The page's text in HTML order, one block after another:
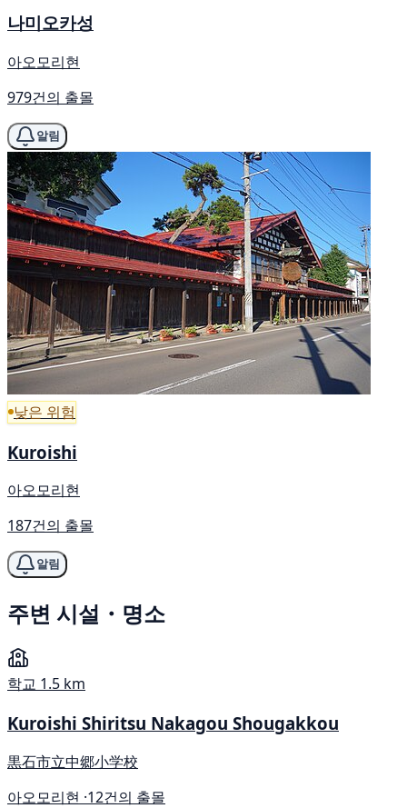
나미오카성
아오모리현
979건의 출몰
알림
낮은 위험
Kuroishi
아오모리현
187건의 출몰
알림
주변 시설・명소
학교 1.5 km
Kuroishi Shiritsu Nakagou Shougakkou
黒石市立中郷小学校
아오모리현 ·12건의 출몰